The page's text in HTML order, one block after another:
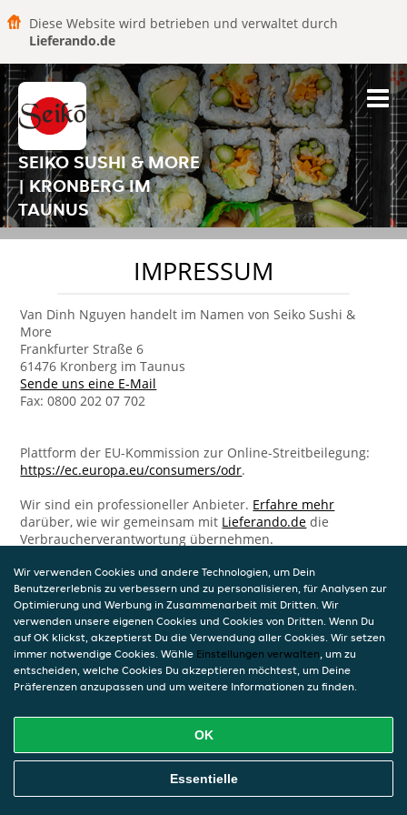
Diese Website wird betrieben und verwaltet durch
Lieferando.de
SEIKO SUSHI & MORE
| KRONBERG IM
TAUNUS
IMPRESSUM
Van Dinh Nguyen handelt im Namen von Seiko Sushi &
More
Frankfurter Straße 6
61476 Kronberg im Taunus
Sende uns eine E-Mail
Fax: 0800 202 07 702
Plattform der EU-Kommission zur Online-Streitbeilegung:
https://ec.europa.eu/consumers/odr.
Wir sind ein professioneller Anbieter. Erfahre mehr
darüber, wie wir gemeinsam mit Lieferando.de die
Verbraucherverantwortung übernehmen.
Wir verwenden Cookies und andere Technologien, um Dein
Benutzererlebnis zu verbessern und zu personalisieren, für Analysen zur
Optimierung und Werbung in Zusammenarbeit mit Dritten. Wir
verwenden unsere eigenen Cookies und Cookies von Dritten. Wenn Du
auf OK klickst, akzeptierst Du die Verwendung aller Cookies. Wir setzen
immer notwendige Cookies. Wähle Einstellungen verwalten, um zu
entscheiden, welche Cookies Du akzeptieren möchtest, um Deine
Präferenzen anzupassen und um weitere Informationen zu finden.
OK
Essentielle